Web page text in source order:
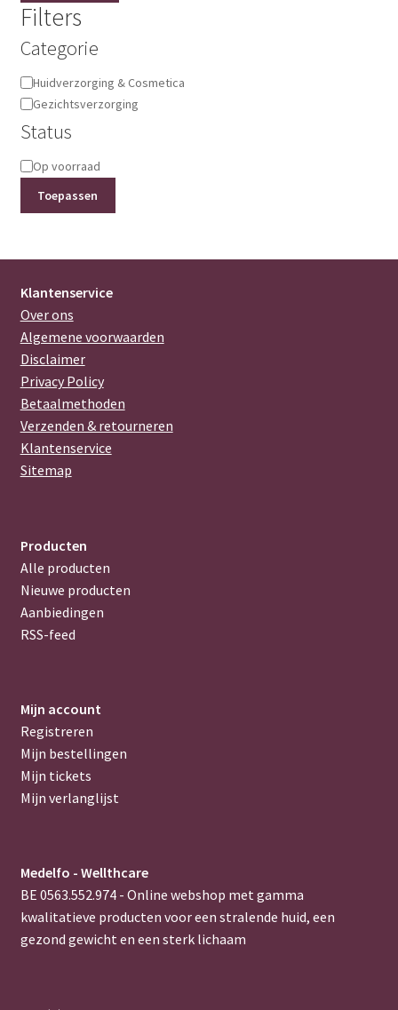
Filters
Categorie
Categorie
Huidverzorging & Cosmetica
Gezichtsverzorging
Status
Status
Op voorraad
Toepassen
Klantenservice
Over ons
Algemene voorwaarden
Disclaimer
Privacy Policy
Betaalmethoden
Verzenden & retourneren
Klantenservice
Sitemap
Producten
Alle producten
Nieuwe producten
Aanbiedingen
RSS-feed
Mijn account
Registreren
Mijn bestellingen
Mijn tickets
Mijn verlanglijst
Medelfo - Wellthcare
BE 0563.552.974 - Online webshop met gamma
kwalitatieve producten voor een stralende huid, een
gezond gewicht en een sterk lichaam